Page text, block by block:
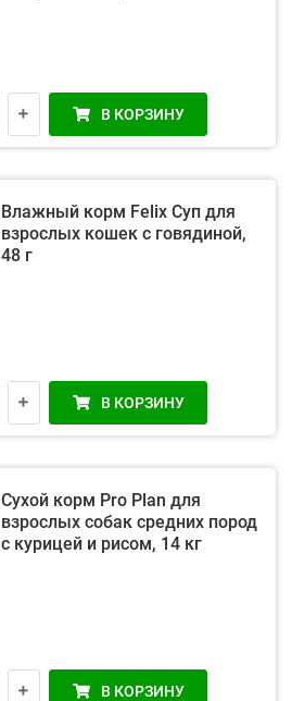
В КОРЗИНУ
Влажный корм Felix Суп для
взрослых кошек с говядиной,
48 г
В КОРЗИНУ
Сухой корм Pro Plan для
взрослых собак средних пород
с курицей и рисом, 14 кг
В КОРЗИНУ